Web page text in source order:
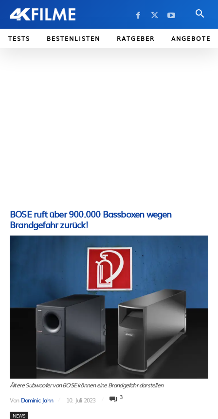
TESTS BESTENLISTEN RATGEBER ANGEBOTE
BOSE ruft über 900.000 Bassboxen wegen
Brandgefahr zurück!
Ältere Subwoofer von BOSE können eine Brandgefahr darstellen
Von Dominic Jahn 10. Juli 2023 3
NEWS